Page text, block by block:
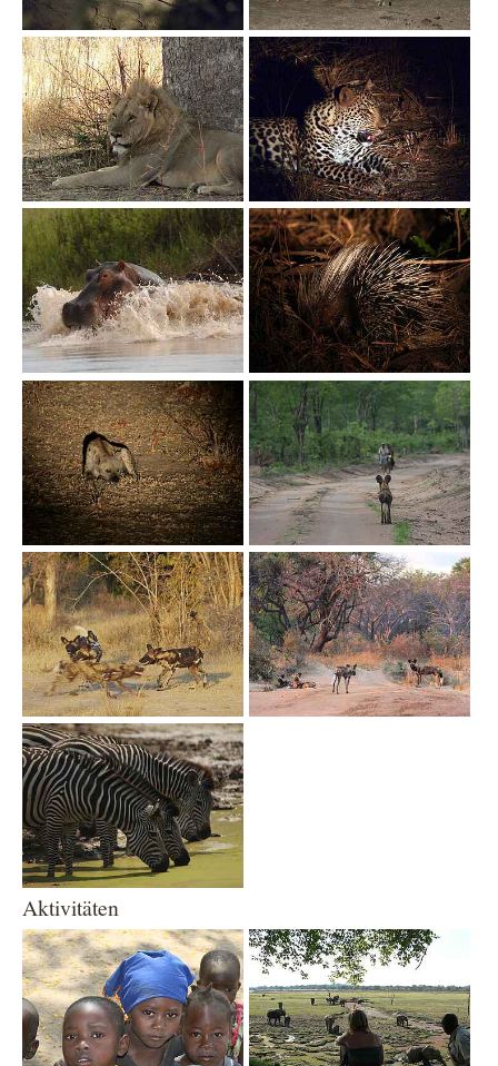
Show larger version Show larger version
Show larger version Show larger version
Show larger version Show larger version
Show larger version Show larger version
Show larger version
Aktivitäten
Show larger version Show larger version